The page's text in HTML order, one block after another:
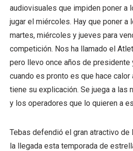
audiovisuales que impiden poner a
jugar el miércoles. Hay que poner a
martes, miércoles y jueves para
competición. Nos ha llamado el
pero llevo once años de presidente
cuando es pronto es que hace calor
tiene su explicación. Se juega a las
y los operadores que lo quieren a
Tebas defendió el gran atractivo de
la llegada esta temporada de